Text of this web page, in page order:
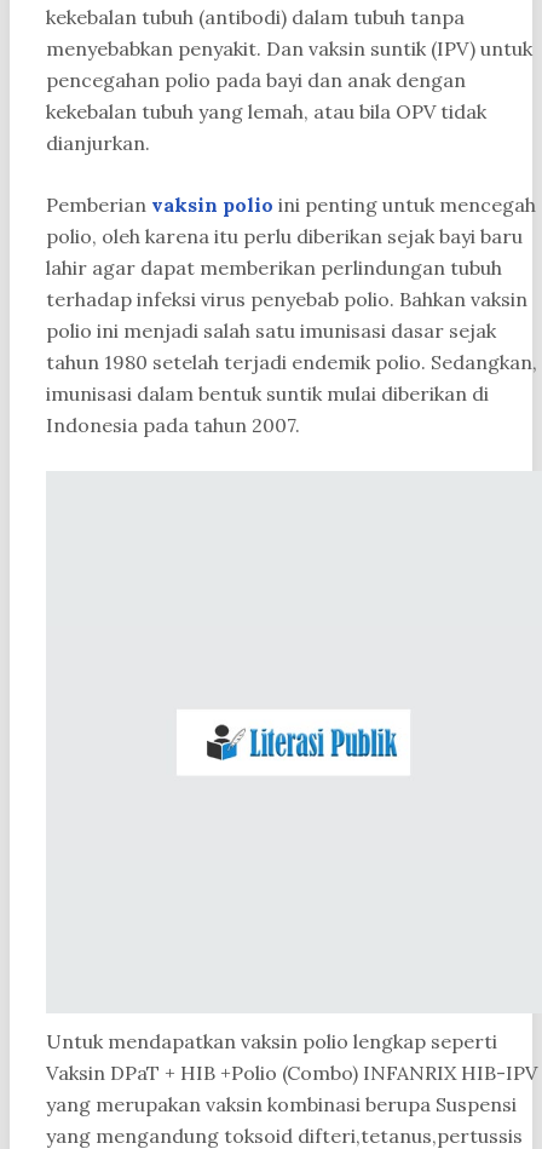
kekebalan tubuh (antibodi) dalam tubuh tanpa
menyebabkan penyakit. Dan vaksin suntik (IPV) untuk
pencegahan polio pada bayi dan anak dengan
kekebalan tubuh yang lemah, atau bila OPV tidak
dianjurkan.
Pemberian vaksin polio ini penting untuk mencegah
polio, oleh karena itu perlu diberikan sejak bayi baru
lahir agar dapat memberikan perlindungan tubuh
terhadap infeksi virus penyebab polio. Bahkan vaksin
polio ini menjadi salah satu imunisasi dasar sejak
tahun 1980 setelah terjadi endemik polio. Sedangkan,
imunisasi dalam bentuk suntik mulai diberikan di
Indonesia pada tahun 2007.
Untuk mendapatkan vaksin polio lengkap seperti
Vaksin DPaT + HIB +Polio (Combo) INFANRIX HIB-IPV
yang merupakan vaksin kombinasi berupa Suspensi
yang mengandung toksoid difteri,tetanus,pertussis